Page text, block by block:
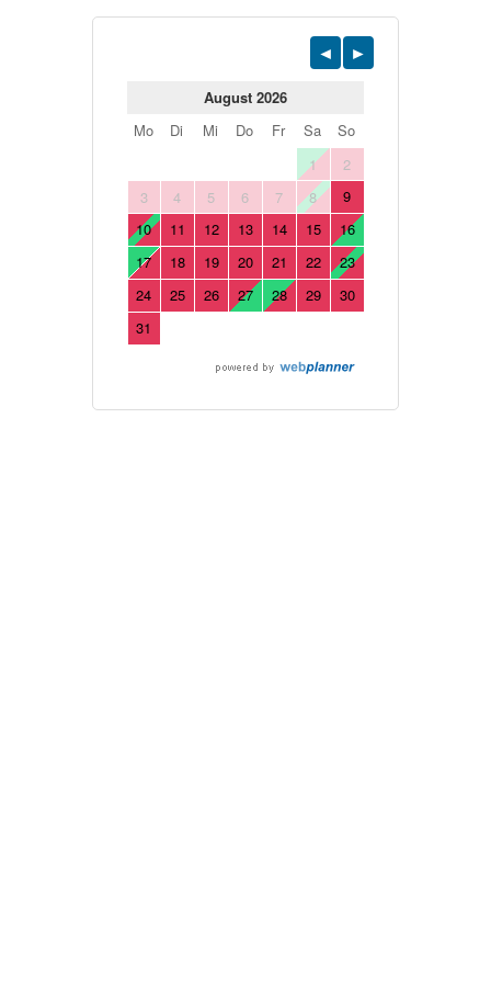
August 2026
Mo
Di Mi Do Fr Sa
So
1
2
3
4 5 6 7 8
9
10
11 12 13 14 15
16
17
18 19 20 21 22
23
24
25 26 27 28 29
30
31